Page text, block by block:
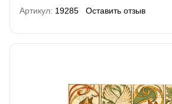
Артикул: 19285 Оставить отзыв